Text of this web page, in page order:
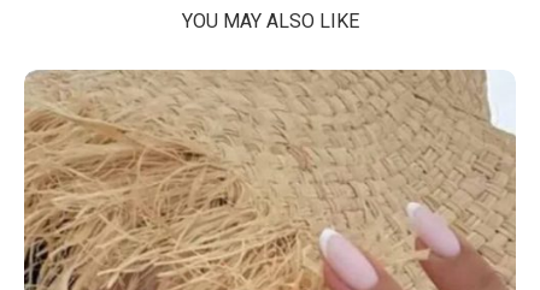
YOU MAY ALSO LIKE